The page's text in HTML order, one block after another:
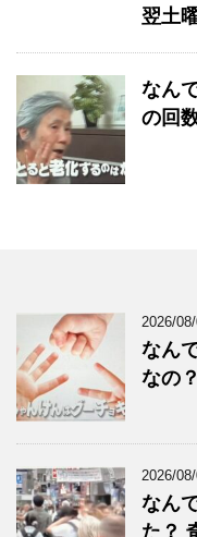
翌土
なん
の回
2026/
なん
なの
2026/
なん
た？